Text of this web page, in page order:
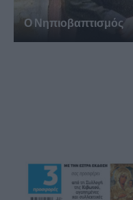
Ο Νηπιοβαπτισμός